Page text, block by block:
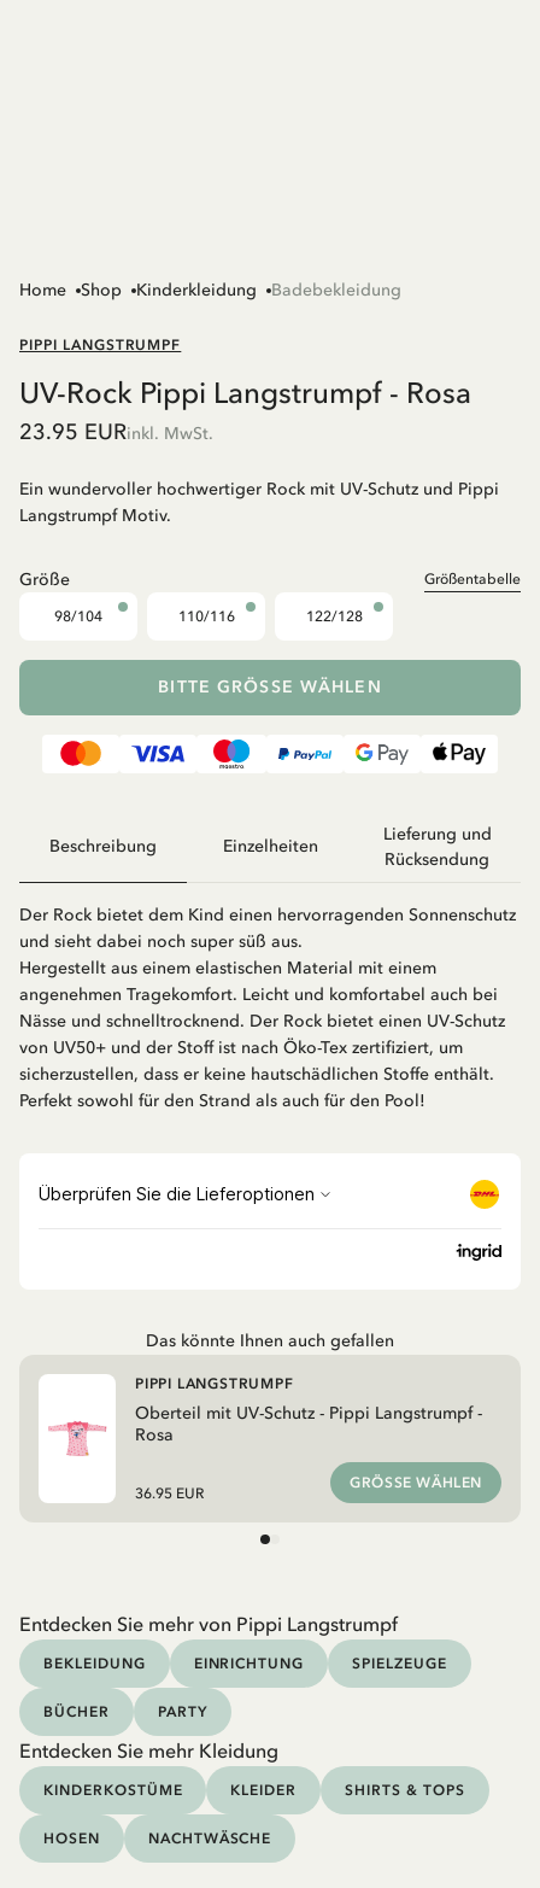
Home Shop Kinderkleidung Badebekleidung
PIPPI LANGSTRUMPF
UV-Rock Pippi Langstrumpf - Rosa
23.95 EURinkl. MwSt.
Ein wundervoller hochwertiger Rock mit UV-Schutz und Pippi
Langstrumpf Motiv.
Größe Größentabelle
98/104 110/116 122/128
BITTE GRÖSSE WÄHLEN
Beschreibung Einzelheiten
Lieferung und
Rücksendung
Der Rock bietet dem Kind einen hervorragenden Sonnenschutz
und sieht dabei noch super süß aus.
Hergestellt aus einem elastischen Material mit einem
angenehmen Tragekomfort. Leicht und komfortabel auch bei
Nässe und schnelltrocknend. Der Rock bietet einen UV-Schutz
von UV50+ und der Stoff ist nach Öko-Tex zertifiziert, um
sicherzustellen, dass er keine hautschädlichen Stoffe enthält.
Perfekt sowohl für den Strand als auch für den Pool!
Das könnte Ihnen auch gefallen
Oberteil mit UV-Schutz - Pippi Langstrumpf -
Rosa
PIPPI LANGSTRUMPF
36.95 EUR
GRÖSSE WÄHLEN
Entdecken Sie mehr von Pippi Langstrumpf
BEKLEIDUNG EINRICHTUNG SPIELZEUGE
BÜCHER PARTY
Entdecken Sie mehr Kleidung
KINDERKOSTÜME KLEIDER SHIRTS & TOPS
HOSEN NACHTWÄSCHE